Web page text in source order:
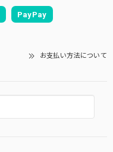
PayPay
お支払い方法について